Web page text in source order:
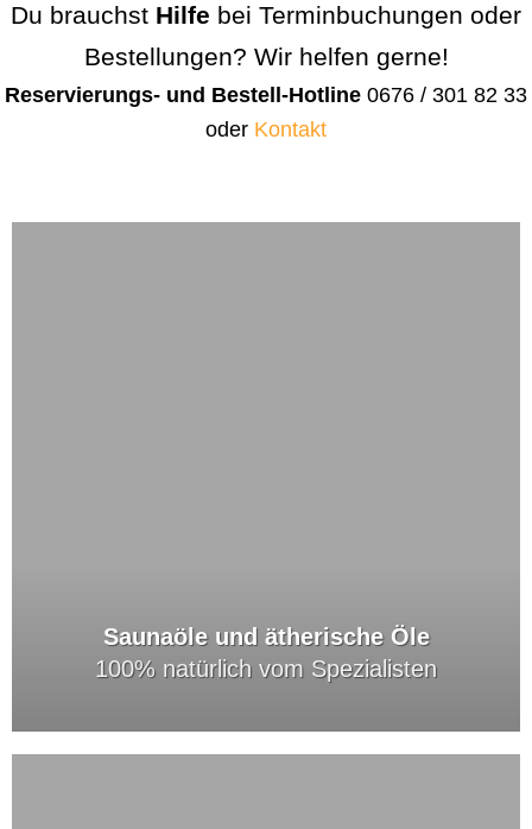
Du brauchst Hilfe bei Terminbuchungen oder
Bestellungen? Wir helfen gerne!
Reservierungs- und Bestell-Hotline 0676 / 301 82 33
oder Kontakt
Saunaöle und ätherische Öle
100% natürlich vom Spezialisten